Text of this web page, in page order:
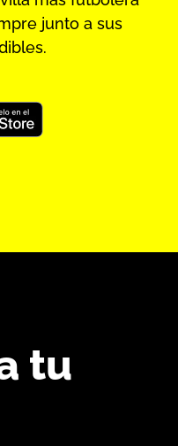
junto a sus
tu